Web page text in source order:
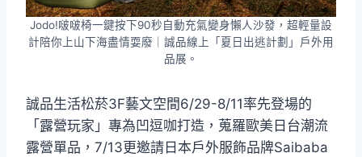
Jodo!啵啵椅一鍵按下90秒自動充氣變身懶人沙發，超輕量設
計陪你上山下海盡情耍廢｜誠品線上「夏日出逃計劃」戶外用
品展。
誠品生活松菸3F藝文空間6/29-8/11率先登場的
「露營玩家」專為凹逗咖打造，蒐羅歐美日台潮流
露營單品，7/13更邀請日本戶外服飾品牌Saibaba